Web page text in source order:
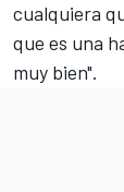
cualquiera
que es una
muy bien".